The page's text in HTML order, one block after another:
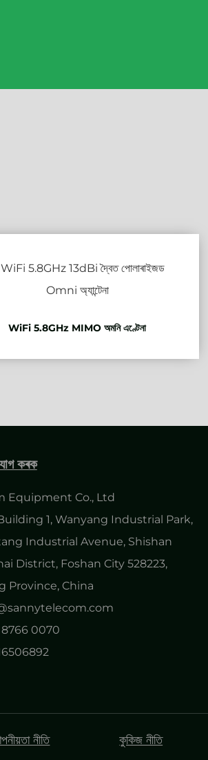
WiFi 5.8GHz MIMO অমনি এণ্টেনা
কৰক
Equipment Co., Ltd
1, Wanyang Industrial Park,
Industrial Avenue, Shishan
District, Foshan City 528223,
Province, China
8766 0070
নীতি কুকিজ নীতি